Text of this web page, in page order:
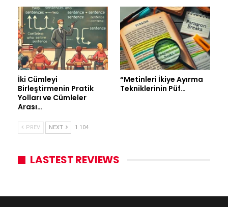
İki Cümleyi
Birleştirmenin Pratik
Yolları ve Cümleler
Arası…
“Metinleri İkiye Ayırma
Tekniklerinin Püf…
PREV NEXT 1 104
LASTEST REVIEWS